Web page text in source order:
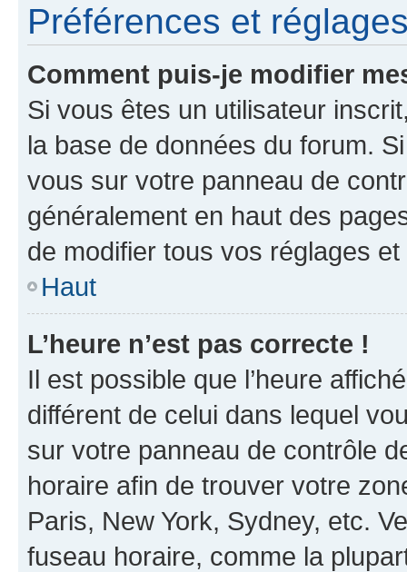
Préférences et
Comment puis-je modifier
Si vous êtes un utilisateur
la base de données du forum.
vous sur votre panneau de
généralement en haut des
de modifier tous vos réglages
Haut
L’heure n’est pas correcte !
Il est possible que l’heure
différent de celui dans lequel
sur votre panneau de contrôle
horaire afin de trouver votre
Paris, New York, Sydney, etc.
fuseau horaire, comme la